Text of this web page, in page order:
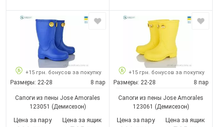
+15 грн. бонусов за покупку
Размеры: 22-28 8 пар
Сапоги из пены Jose Amorales
123051 (Демисезон)
Цена за пару Цена за ящик
+15 грн. бонусов за покупку
Размеры: 22-28 8 пар
Сапоги из пены Jose Amorales
123061 (Демисезон)
Цена за пару Цена за ящик